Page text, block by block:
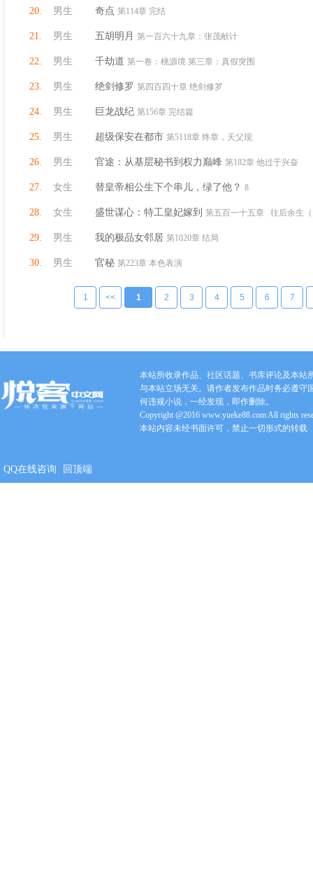
20. 男生 奇点 第114章 完结
21. 男生 五胡明月 第一百六十九章：张茂献计
22. 男生 千劫道 第一卷：桃源境 第三章：真假突围
23. 男生 绝剑修罗 第四百四十章 绝剑修罗
24. 男生 巨龙战纪 第156章 完结篇
25. 男生 超级保安在都市 第5118章 终章，天父现
26. 男生 官途：从基层秘书到权力巅峰 第182章 他过于兴奋
27. 女生 替皇帝相公生下个串儿，绿了他？ 8
28. 女生 盛世谋心：特工皇妃嫁到 第五百一十五章 往后余生（大结
29. 男生 我的极品女邻居 第1020章 结局
30. 男生 官秘 第223章 本色表演
1 << 1 2 3 4 5 6 7
本站所收录作品、社区话题、书库评论及本站
与本站立场无关。请作者发布作品时务必遵守
何违规小说，一经发现，即作删除。
Copyright @2016 www.yueke88.com All rights
本站内容未经书面许可，禁止一切形式的转载
QQ在线咨询 回顶端